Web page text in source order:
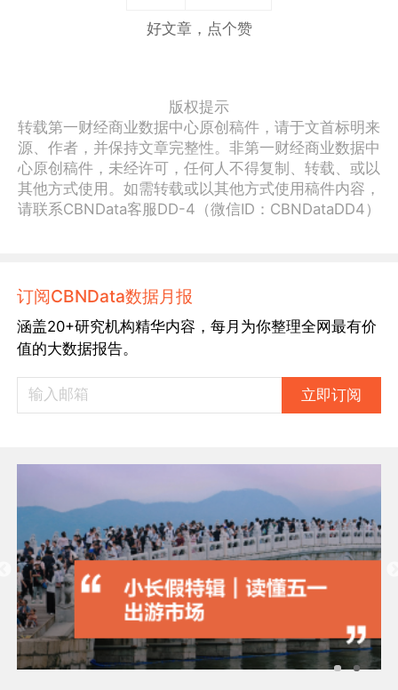
好文章，点个赞
版权提示
转载第一财经商业数据中心原创稿件，请于文首标明来
源、作者，并保持文章完整性。非第一财经商业数据中
心原创稿件，未经许可，任何人不得复制、转载、或以
其他方式使用。如需转载或以其他方式使用稿件内容，
请联系CBNData客服DD-4（微信ID：CBNDataDD4）
订阅CBNData数据月报
涵盖20+研究机构精华内容，每月为你整理全网最有价
值的大数据报告。
立即订阅